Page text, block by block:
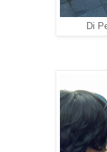
Di